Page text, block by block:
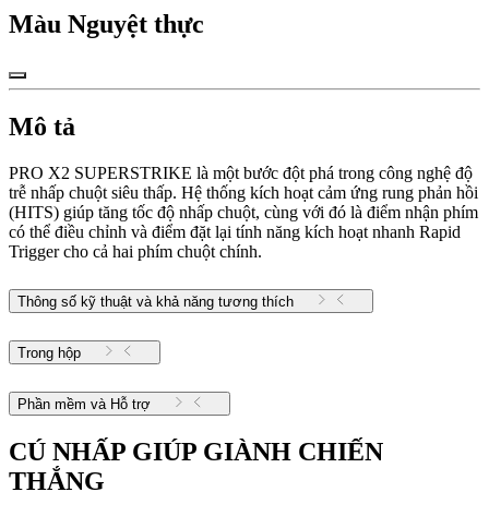
Màu Nguyệt thực
Mô tả
PRO X2 SUPERSTRIKE là một bước đột phá trong công nghệ độ
trễ nhấp chuột siêu thấp. Hệ thống kích hoạt cảm ứng rung phản hồi
(HITS) giúp tăng tốc độ nhấp chuột, cùng với đó là điểm nhận phím
có thể điều chỉnh và điểm đặt lại tính năng kích hoạt nhanh Rapid
Trigger cho cả hai phím chuột chính.
Thông số kỹ thuật và khả năng tương thích
Trong hộp
Phần mềm và Hỗ trợ
CÚ NHẤP GIÚP GIÀNH CHIẾN
THẮNG